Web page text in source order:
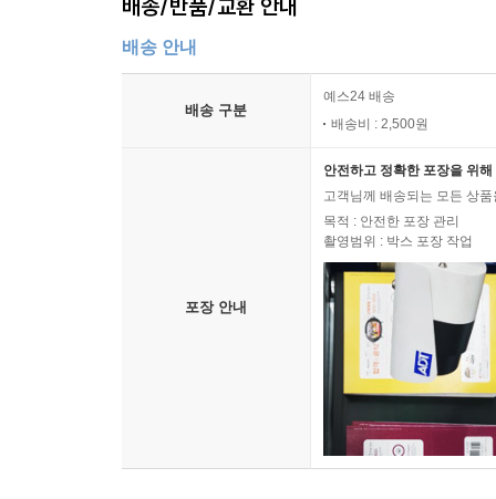
배송/반품/교환 안내
배송 안내
배송 구분
예스24 배송
배송비 : 2,500원
포장 안내
안전하고 정확한 포장을 위
고객님께 배송되는 모든 상
목적 : 안전한 포장 관리
촬영범위 : 박스 포장 작업